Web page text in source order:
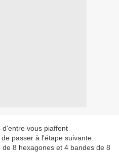
vous piaffent
passer à l'étape suivante.
8 hexagones et 4 bandes de 8